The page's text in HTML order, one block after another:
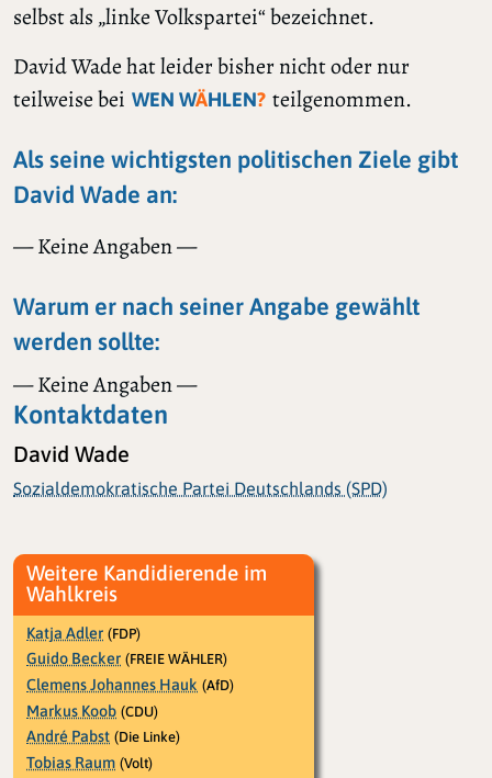
selbst als „linke Volkspartei“ bezeichnet.
David Wade hat leider bisher nicht oder nur
teilweise bei WEN WÄHLEN? teilgenommen.
Als seine wichtigsten politischen Ziele gibt
David Wade an:
— Keine Angaben —
Warum er nach seiner Angabe gewählt
werden sollte:
— Keine Angaben —
Kontaktdaten
David Wade
Sozialdemokratische Partei Deutschlands (SPD)
Weitere Kandidierende im
Wahlkreis
Katja Adler (FDP)
Guido Becker (FREIE WÄHLER)
Clemens Johannes Hauk (AfD)
Markus Koob (CDU)
André Pabst (Die Linke)
Tobias Raum (Volt)